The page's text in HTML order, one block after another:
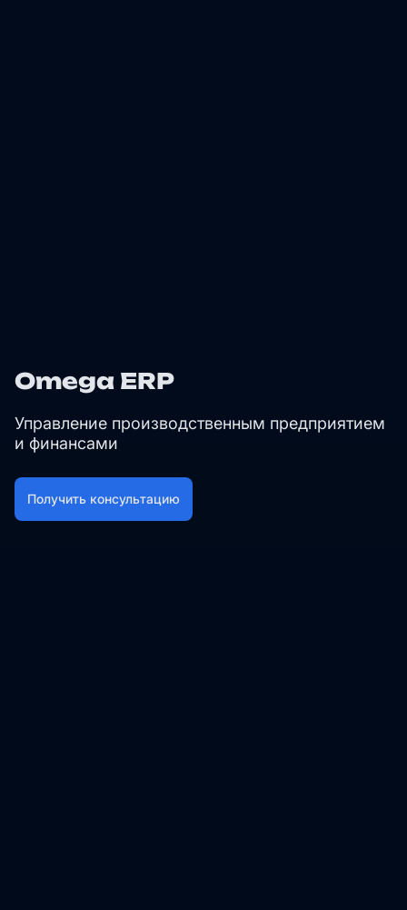
Omega ERP
Управление производственным предприятием
и финансами
Получить консультацию